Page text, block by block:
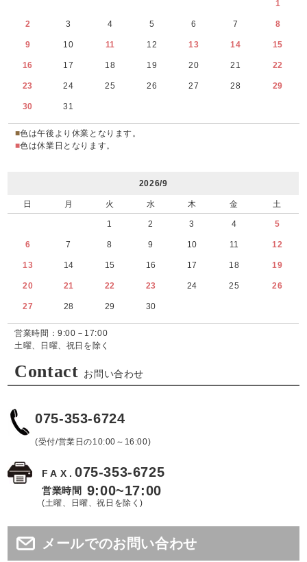
1
2 3 4 5 6 7 8
9 10 11 12 13 14 15
16 17 18 19 20 21 22
23 24 25 26 27 28 29
30 31
■色は午後より休業となります。
■色は休業日となります。
2026/9
日 月 火 水 木 金 土
1 2 3 4 5
6 7 8 9 10 11 12
13 14 15 16 17 18 19
20 21 22 23 24 25 26
27 28 29 30
営業時間：9:00－17:00
土曜、日曜、祝日を除く
Contact お問い合わせ
075-353-6724
(受付/営業日の10:00～16:00)
FAX.075-353-6725
営業時間 9:00~17:00
(土曜、日曜、祝日を除く)
メールでのお問い合わせ